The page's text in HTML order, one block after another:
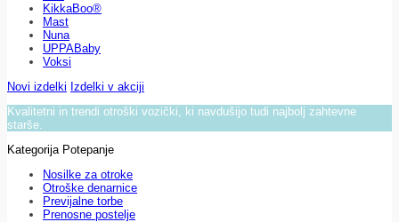
KikkaBoo®
Mast
Nuna
UPPABaby
Voksi
Novi izdelki Izdelki v akciji
Kvalitetni in trendi otroški vozički, ki navdušijo tudi najbolj zahtevne
starše.
Kategorija Potepanje
Nosilke za otroke
Otroške denarnice
Previjalne torbe
Prenosne postelje